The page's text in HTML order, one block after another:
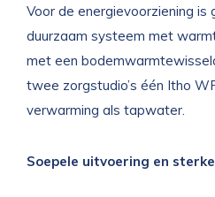
Voor de energievoorziening is
duurzaam systeem met
met een
twee zorgstudio’s één Itho
verwarming als tapwater.
Soepele uitvoering en